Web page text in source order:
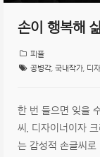
손이 행복해
피플
공병각 국내작가 디
한 번 들으면 잊을
씨. 디자이너이자
는 감성적 손글씨로